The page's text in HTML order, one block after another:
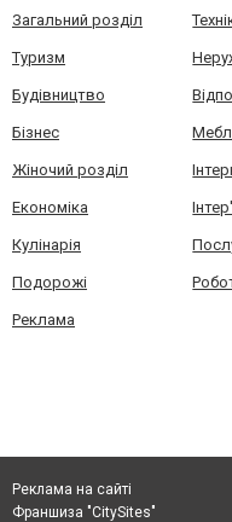
Загальний розділ
Туризм
Будівництво
Бізнес
Жіночий розділ
Економіка
Кулінарія
Подорожі
Реклама
Реклама на сайті
Франшиза "CitySites"